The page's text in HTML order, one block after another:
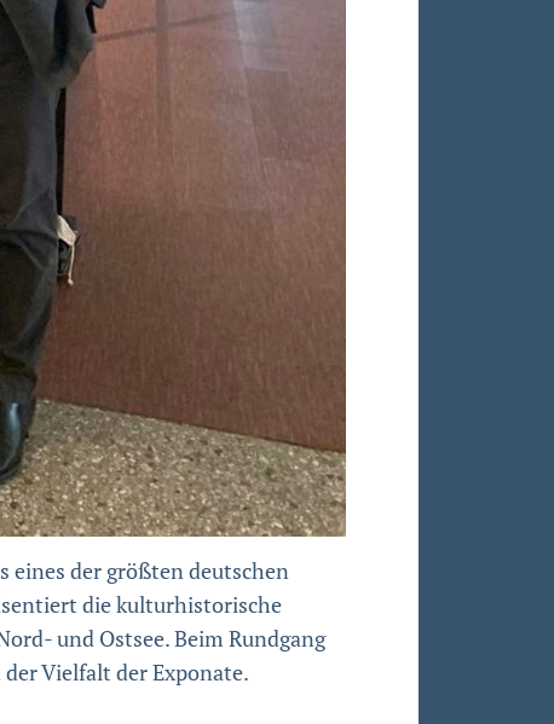
eines der größten deutschen
die kulturhistorische
und Ostsee. Beim Rundgang
Vielfalt der Exponate.